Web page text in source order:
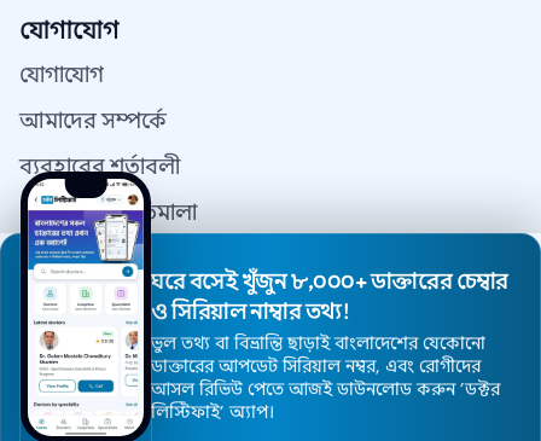
যোগাযোগ
যোগাযোগ
আমাদের সম্পর্কে
ব্যবহারের শর্তাবলী
গোপনীয়তা নীতিমালা
যোগাযোগ
ডাক্তার রেজিস্ট্রেশন
© 2026 DoctorsInDhaka - সর্বস্বত্ব সংরক্ষিত।
ওয়েবসাইট ডিজাইন এন্ড মেইন্টেনেন্স
ঘরে বসেই খুঁজুন ৮,০০০+ ডাক্তারের চেম্বার
ও সিরিয়াল নাম্বার তথ্য!
ভুল তথ্য বা বিভ্রান্তি ছাড়াই বাংলাদেশের যেকোনো
ডাক্তারের আপডেট সিরিয়াল নম্বর, এবং রোগীদের
আসল রিভিউ পেতে আজই ডাউনলোড করুন ’ডক্টর
লিস্টিফাই’ অ্যাপ।